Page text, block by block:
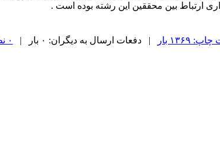
ارتباط بین محققین این رشته بوده است .
۱۳۶۹ بار | دفعات ارسال به دیگران: ۰ بار | ۰ نظر